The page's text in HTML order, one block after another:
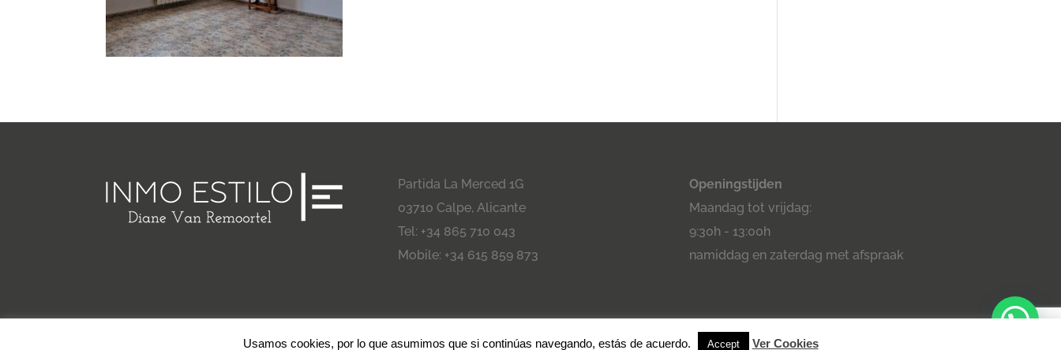
Partida La Merced 1G
03710 Calpe, Alicante
Tel: +34 865 710 043
Mobile: +34 615 859 873
Openingstijden
Maandag tot vrijdag:
9:30h - 13:00h
namiddag en zaterdag met afspraak
©2023 Inmo Estilo. Todos los derechos reservados.Privacidad- Aviso legal -Cookies- Condiciones de venta.
Usamos cookies, por lo que asumimos que si continúas navegando, estás de acuerdo. Accept Ver Cookies